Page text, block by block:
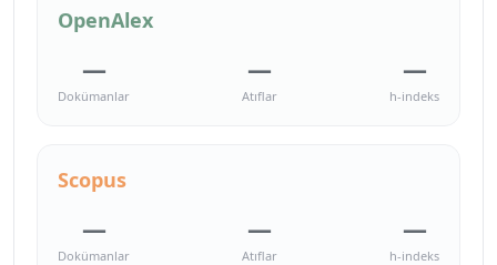
OpenAlex
—
Dokümanlar
—
Atıflar
—
h-indeks
Scopus
—
Dokümanlar
—
Atıflar
—
h-indeks